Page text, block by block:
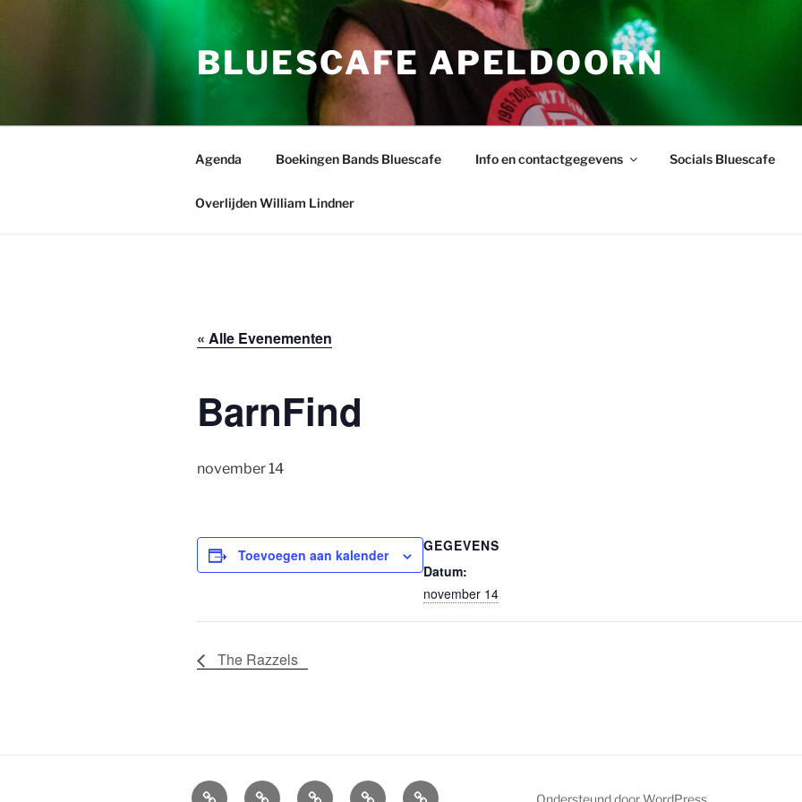
BLUESCAFE APELDOORN
Agenda Boekingen Bands Bluescafe Info en contactgegevens Socials Bluescafe
Overlijden William Lindner
« Alle Evenementen
BarnFind
november 14
Toevoegen aan kalender
GEGEVENS
Datum:
november 14
The Razzels
Agenda BoekingenInfo Socials Home Ondersteund door WordPress